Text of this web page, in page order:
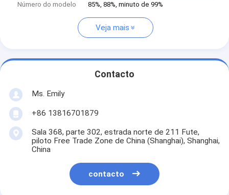
Número do modelo
85%, 88%, minuto de 99%
Veja mais
Contacto
Ms. Emily
+86 13816701879
Sala 368, parte 302, estrada norte de 211 Fute,
piloto Free Trade Zone de China (Shanghai), Shanghai,
China
contacto